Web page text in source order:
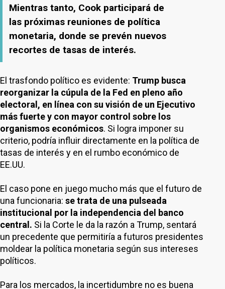
Mientras tanto, Cook participará de
las próximas reuniones de política
monetaria, donde se prevén nuevos
recortes de tasas de interés.
El trasfondo político es evidente: Trump busca
reorganizar la cúpula de la Fed en pleno año
electoral, en línea con su visión de un Ejecutivo
más fuerte y con mayor control sobre los
organismos económicos. Si logra imponer su
criterio, podría influir directamente en la política de
tasas de interés y en el rumbo económico de
EE.UU.
El caso pone en juego mucho más que el futuro de
una funcionaria: se trata de una pulseada
institucional por la independencia del banco
central. Si la Corte le da la razón a Trump, sentará
un precedente que permitiría a futuros presidentes
moldear la política monetaria según sus intereses
políticos.
Para los mercados, la incertidumbre no es buena